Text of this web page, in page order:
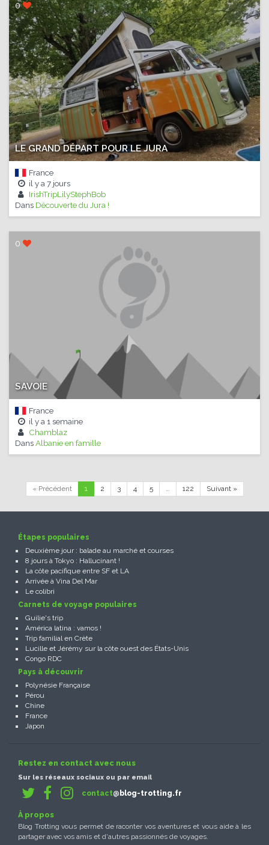
0
LE GRAND DÉPART POUR LE JURA
France
il y a 7 jours
IrishTripLilyStephBob
Dans Découverte du Jura !
0
SAVOIE
France
il y a 1 semaine
Chamblaz
DansAlbanie en famille
« Précédent 1 2 3 4 5 122 Suivant »
Étapes populaires
Deuxième jour : balade au marché et courses
8 jours à Tokyo : Hallucinant !
La côte pacifique entre SF et LA
Arrivée à Vina Del Mar
Le colibri
Carnets de voyage populaires
Guilie's trip
América latina : vamos !
Trip familial en Crète
Lucille et Jérémy sur la côte ouest des États-Unis
Congo RDC
Pays à découvrir
Polynésie Française
Pérou
Chine
France
Japon
Restez en contact avec nous
Sur les réseaux sociaux ou par email
contact@blog-trotting.fr
À propos
Blog Trotting vous permet de raconter vos aventures et vous aide à les
partager avec vos amis et d'autres passionnés de voyages.